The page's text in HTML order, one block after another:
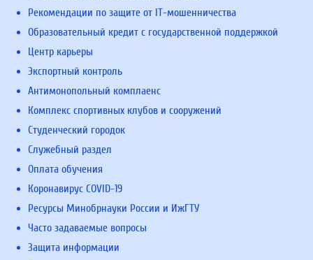
Рекомендации по защите от IT-мошенничества
Образовательный кредит с государственной поддержкой
Центр карьеры
Экспортный контроль
Антимонопольный комплаенс
Комплекс спортивных клубов и сооружений
Студенческий городок
Служебный раздел
Оплата обучения
Коронавирус COVID-19
Ресурсы Минобрнауки России и ИжГТУ
Часто задаваемые вопросы
Защита информации